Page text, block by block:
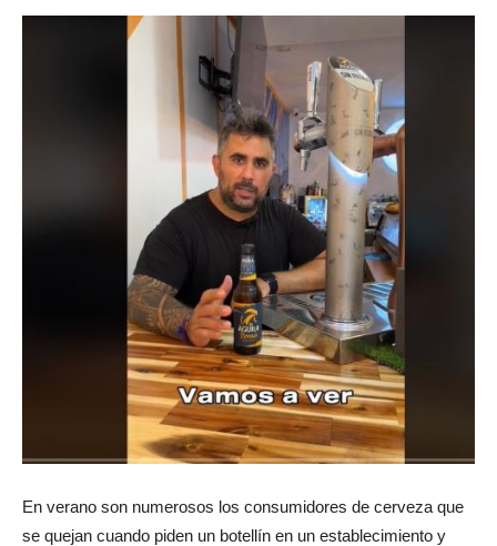
En verano son numerosos los consumidores de cerveza que
se quejan cuando piden un botellín en un establecimiento y